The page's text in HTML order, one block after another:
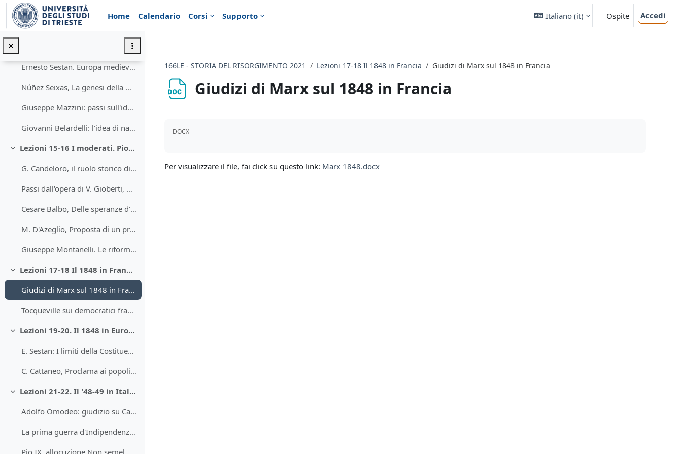
Vai al contenuto principale
Home
Calendario Corsi Supporto Italiano ‎(it)‎ Ospite Accedi
Minimizza
Tuccari: diverse interpretazioni storiografiche dell'idea di nazione
Ernesto Sestan. Europa medievale e nazioni moderne.
Núñez Seixas, La genesi della moderna nazione spagnola (e di quelle catalana e basca)
Giuseppe Mazzini: passi sull'idea di nazione
Giovanni Belardelli: l'idea di nazione in Mazzini
Minimizza
Lezioni 15-16 I moderati. Pio IX.
G. Candeloro, il ruolo storico di Vincenzo Gioberti
Passi dall'opera di V. Gioberti, Del primato morale e civile degli italiani
Cesare Balbo, Delle speranze d'Italia. L'inorientamento dell'Austria
M. D'Azeglio, Proposta di un programma per l'opinione nazionale italiana
Giuseppe Montanelli. Le riforme di Pio IX
Minimizza
Lezioni 17-18 Il 1848 in Francia
Giudizi di Marx sul 1848 in Francia
Tocqueville sui democratici francesi del 1848
Minimizza
Lezioni 19-20. Il 1848 in Europa
E. Sestan: I limiti della Costituente di Francoforte, 1848-49
C. Cattaneo, Proclama ai popoli della monarchia
Minimizza
Lezioni 21-22. Il '48-49 in Italia.
Adolfo Omodeo: giudizio su Carlo Alberto
La prima guerra d'Indipendenza. L'offensiva piemontese
166LE - STORIA DEL RISORGIMENTO 2021 Lezioni 17-18 Il 1848 in Francia Giudizi di Marx sul 1848 in Francia
Giudizi di Marx sul 1848 in Francia
DOCX
Per visualizzare il file, fai click su questo link: Marx 1848.docx